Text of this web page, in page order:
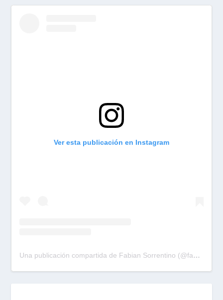
Ver esta publicación en Instagram
Una publicación compartida de Fabian Sorrentino (@fabiansonria)